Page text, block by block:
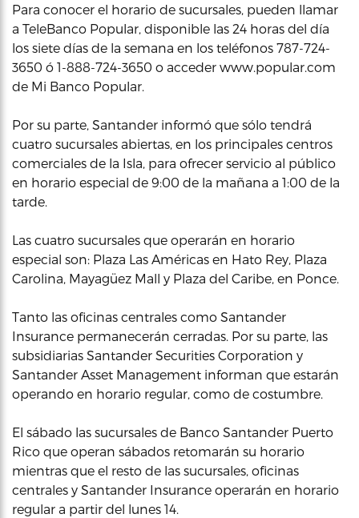
Para conocer el horario de sucursales, pueden llamar
a TeleBanco Popular, disponible las 24 horas del día
los siete días de la semana en los teléfonos 787-724-
3650 ó 1-888-724-3650 o acceder www.popular.com
de Mi Banco Popular.
Por su parte, Santander informó que sólo tendrá
cuatro sucursales abiertas, en los principales centros
comerciales de la Isla, para ofrecer servicio al público
en horario especial de 9:00 de la mañana a 1:00 de la
tarde.
Las cuatro sucursales que operarán en horario
especial son: Plaza Las Américas en Hato Rey, Plaza
Carolina, Mayagüez Mall y Plaza del Caribe, en Ponce.
Tanto las oficinas centrales como Santander
Insurance permanecerán cerradas. Por su parte, las
subsidiarias Santander Securities Corporation y
Santander Asset Management informan que estarán
operando en horario regular, como de costumbre.
El sábado las sucursales de Banco Santander Puerto
Rico que operan sábados retomarán su horario
mientras que el resto de las sucursales, oficinas
centrales y Santander Insurance operarán en horario
regular a partir del lunes 14.